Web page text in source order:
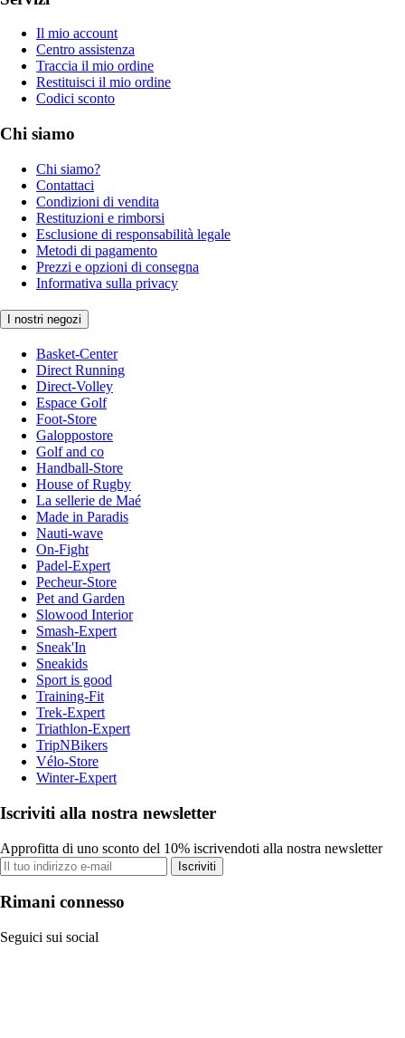
Il mio account
Centro assistenza
Traccia il mio ordine
Restituisci il mio ordine
Codici sconto
Chi siamo
Chi siamo?
Contattaci
Condizioni di vendita
Restituzioni e rimborsi
Esclusione di responsabilità legale
Metodi di pagamento
Prezzi e opzioni di consegna
Informativa sulla privacy
I nostri negozi
Basket-Center
Direct Running
Direct-Volley
Espace Golf
Foot-Store
Galoppostore
Golf and co
Handball-Store
House of Rugby
La sellerie de Maé
Made in Paradis
Nauti-wave
On-Fight
Padel-Expert
Pecheur-Store
Pet and Garden
Slowood Interior
Smash-Expert
Sneak'In
Sneakids
Sport is good
Training-Fit
Trek-Expert
Triathlon-Expert
TripNBikers
Vélo-Store
Winter-Expert
Iscriviti alla nostra newsletter
Approfitta di uno sconto del 10% iscrivendoti alla nostra newsletter
Iscriviti
Rimani connesso
Seguici sui social